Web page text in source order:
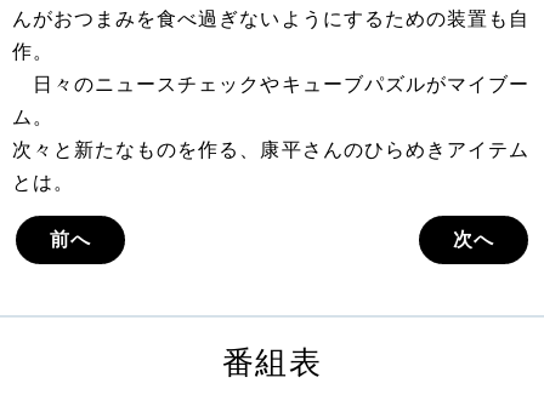
んがおつまみを食べ過ぎないようにするための装置も自
作。
日々のニュースチェックやキューブパズルがマイブー
ム。
次々と新たなものを作る、康平さんのひらめきアイテム
とは。
前へ 次へ
番組表